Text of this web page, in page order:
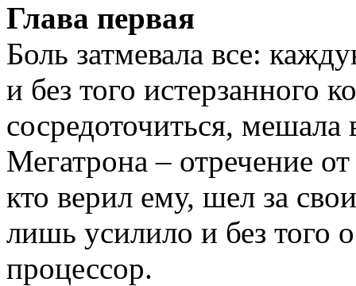
Глава первая
Боль затмевала все:
и без того истерзанного
сосредоточиться,
Мегатрона – отречение
кто верил ему, шел за
лишь усилило и без
процессор.